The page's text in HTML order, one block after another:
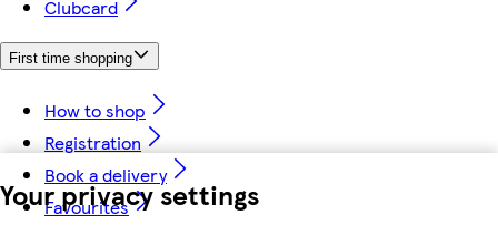
Your privacy settings
Clubcard
First time shopping
How to shop
Registration
Book a delivery
Favourites